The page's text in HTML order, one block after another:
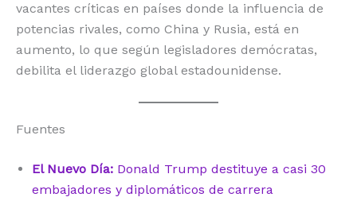
vacantes críticas en países donde la influencia de
potencias rivales, como China y Rusia, está en
aumento, lo que según legisladores demócratas,
debilita el liderazgo global estadounidense.
Fuentes
El Nuevo Día: Donald Trump destituye a casi 30
embajadores y diplomáticos de carrera